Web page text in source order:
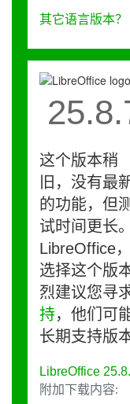
其它语言版本？
这个版本稍
旧，没有最
的功能，但测
试时间更长
LibreOffice
选择这个版
烈建议您寻
持，他们可
长期支持版本
LibreOffice
附加下载内容: